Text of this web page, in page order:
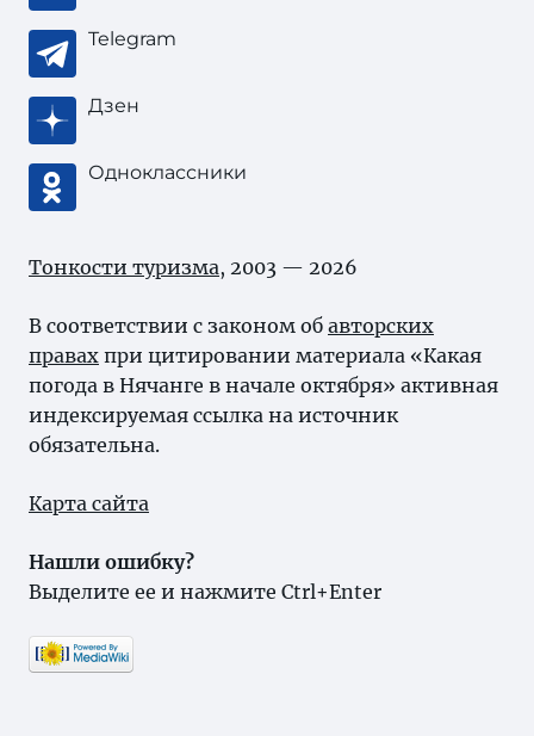
Telegram
Дзен
Одноклассники
Тонкости туризма, 2003 — 2026
В соответствии с законом об авторских
правах при цитировании материала «Какая
погода в Нячанге в начале октября» активная
индексируемая ссылка на источник
обязательна.
Карта сайта
Нашли ошибку?
Выделите ее и нажмите Ctrl+Enter